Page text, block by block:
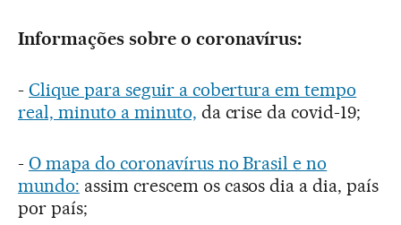
Informações sobre o coronavírus:
- Clique para seguir a cobertura em tempo
real, minuto a minuto, da crise da covid-19;
- O mapa do coronavírus no Brasil e no
mundo: assim crescem os casos dia a dia, país
por país;